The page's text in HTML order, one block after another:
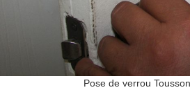
Pose de verrou